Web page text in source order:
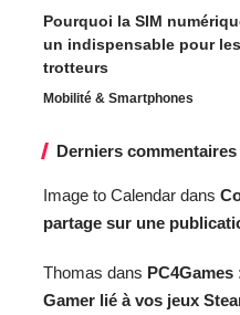
Pourquoi la SIM
un indispensable pour
trotteurs
Mobilité & Smartphones
Derniers commentaires
Image to Calendar dans
partage sur une
Thomas dans
Gamer lié à vos jeux